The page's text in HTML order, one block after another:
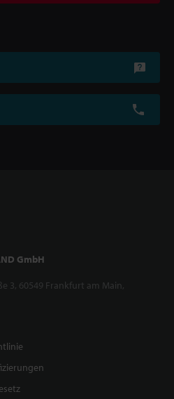
GmbH
3, 60549 Frankfurt am Main,